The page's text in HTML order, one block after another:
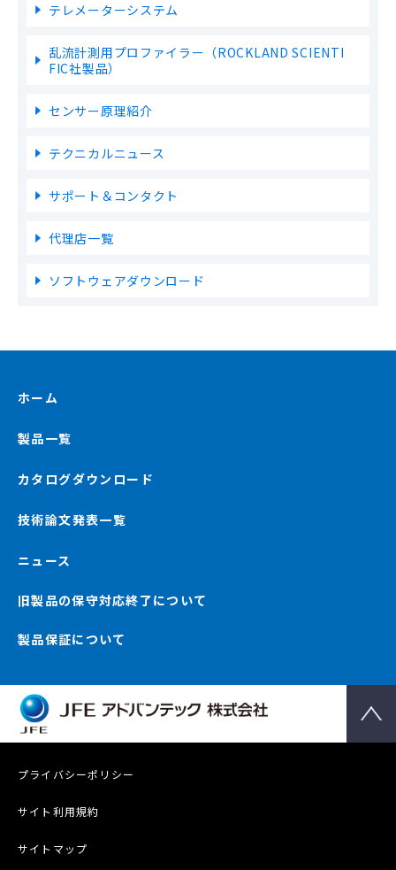
テレメーターシステム
乱流計測用プロファイラー（ROCKLAND SCIENTI
FIC社製品）
センサー原理紹介
テクニカルニュース
サポート＆コンタクト
代理店一覧
ソフトウェアダウンロード
ホーム
製品一覧
カタログダウンロード
技術論文発表一覧
ニュース
旧製品の保守対応終了について
製品保証について
プライバシーポリシー
サイト利用規約
サイトマップ